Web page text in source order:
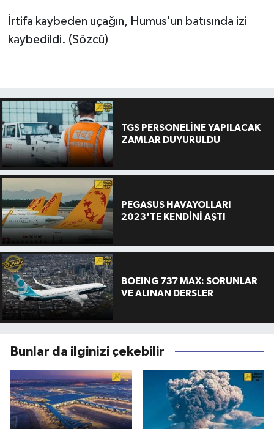
İrtifa kaybeden uçağın, Humus'un batısında izi
kaybedildi. (Sözcü)
TGS PERSONELİNE YAPILACAK
ZAMLAR DUYURULDU
PEGASUS HAVAYOLLARI
2023'TE KENDİNİ AŞTI
BOEING 737 MAX: SORUNLAR
VE ALINAN DERSLER
Bunlar da ilginizi çekebilir